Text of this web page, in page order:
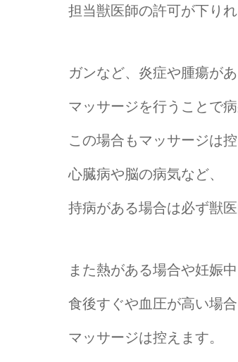
担当獣医師の許可が下りれ
ガンなど、炎症や腫瘍が
マッサージを行うことで
この場合もマッサージは控
心臓病や脳の病気など、
持病がある場合は必ず獣
また熱がある場合や妊娠中
食後すぐや血圧が高い場
マッサージは控えます。